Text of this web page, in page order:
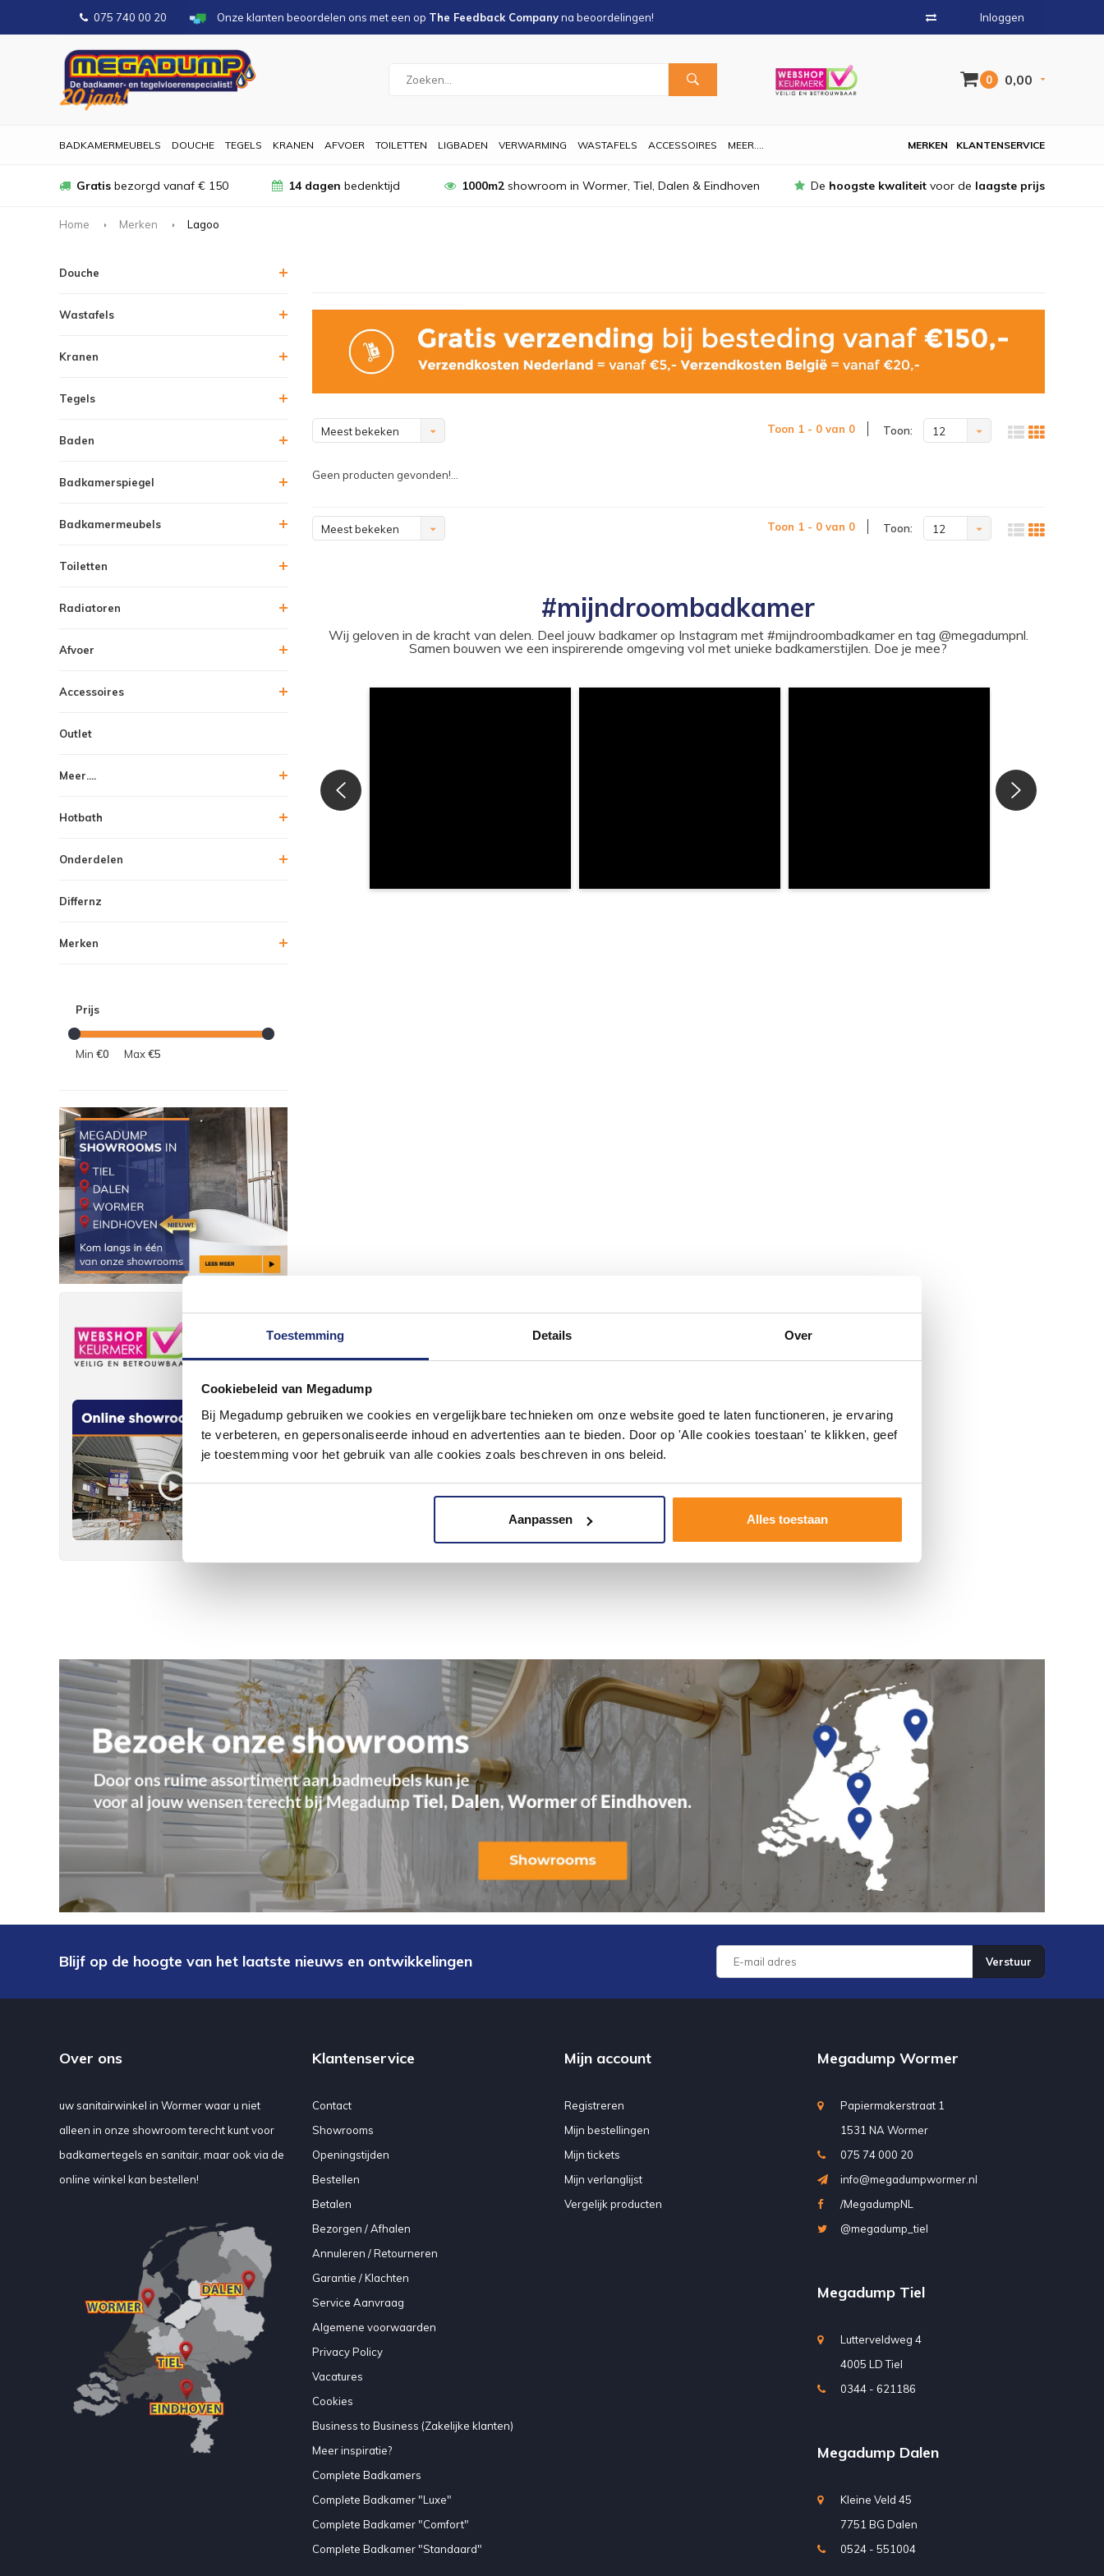
Toestemming Details Over
Cookiebeleid van Megadump
Bij Megadump gebruiken we cookies en vergelijkbare technieken om onze website goed te laten functioneren, je ervaring
te verbeteren, en gepersonaliseerde inhoud en advertenties aan te bieden. Door op 'Alle cookies toestaan' te klikken, geef
je toestemming voor het gebruik van alle cookies zoals beschreven in ons beleid.
Aanpassen Alles toestaan
075 740 00 20 Onze klanten beoordelen ons met een op The Feedback Companyna beoordelingen! Inloggen
0 0,00
BADKAMERMEUBELS DOUCHE TEGELS KRANEN AFVOER TOILETTEN LIGBADEN VERWARMING WASTAFELS ACCESSOIRES MEER.... KLANTENSERVICE
MERKEN
Gratis bezorgd vanaf € 150 14 dagen bedenktijd 1000m2showroom in Wormer, Tiel, Dalen & Eindhoven De hoogste kwaliteit voor de laagste prijs
Home Merken Lagoo
Douche
Wastafels
Kranen
Tegels
Baden
Badkamerspiegel
Badkamermeubels
Toiletten
Radiatoren
Afvoer
Accessoires
Outlet
Meer....
Hotbath
Onderdelen
Differnz
Merken
Prijs
Min €0 Max€5
Meest bekeken Toon 1 - 0 van 0 Toon: 12
Geen producten gevonden!...
Meest bekeken Toon 1 - 0 van 0 Toon: 12
#mijndroombadkamer
Wij geloven in de kracht van delen. Deel jouw badkamer op Instagram met #mijndroombadkamer en tag @megadumpnl.
Samen bouwen we een inspirerende omgeving vol met unieke badkamerstijlen. Doe je mee?
Blijf op de hoogte van het laatste nieuws en ontwikkelingen Verstuur
Over ons
uw sanitairwinkel in Wormer waar u niet
alleen in onze showroom terecht kunt voor
badkamertegels en sanitair, maar ook via de
online winkel kan bestellen!
Klantenservice
Contact
Showrooms
Openingstijden
Bestellen
Betalen
Bezorgen / Afhalen
Annuleren / Retourneren
Garantie / Klachten
Service Aanvraag
Algemene voorwaarden
Privacy Policy
Vacatures
Cookies
Business to Business (Zakelijke klanten)
Meer inspiratie?
Complete Badkamers
Complete Badkamer "Luxe"
Complete Badkamer "Comfort"
Complete Badkamer "Standaard"
Mijn account
Registreren
Mijn bestellingen
Mijn tickets
Mijn verlanglijst
Vergelijk producten
Megadump Wormer
Papiermakerstraat 1
1531 NA Wormer
075 74 000 20
info@megadumpwormer.nl
/MegadumpNL
@megadump_tiel
Megadump Tiel
Lutterveldweg 4
4005 LD Tiel
0344 - 621186
Megadump Dalen
Kleine Veld 45
7751 BG Dalen
0524 - 551004